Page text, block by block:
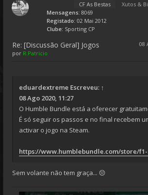
CF As Bestas
Xutos &
Mensagens: 8069
Registado: 02 Mai 2012
Clube: Sporting CP
Re: [Discussão Geral] Jogos
08
por R.Patricio
eduardextreme Escreveu: ↑
08 Ago 2020, 11:27
O Humble Bundle está a oferecer
É só seguir os passos e no final recebem
activar o jogo na Steam.
https://www.humblebundle.com/store/
Sem volante não tem graça... 😔